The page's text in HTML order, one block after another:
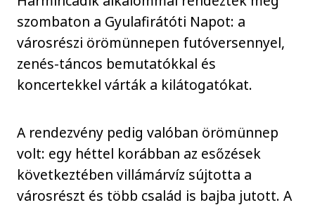
szombaton a Gyulafirátóti Napot: a
városrészi örömünnepen futóversennyel,
zenés-táncos bemutatókkal és
koncertekkel várták a kilátogatókat.
A rendezvény pedig valóban örömünnep
volt: egy héttel korábban az esőzések
következtében villámárvíz sújtotta a
városrészt és több család is bajba jutott. A